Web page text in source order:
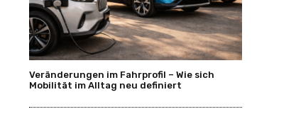
Veränderungen im Fahrprofil – Wie sich
Mobilität im Alltag neu definiert